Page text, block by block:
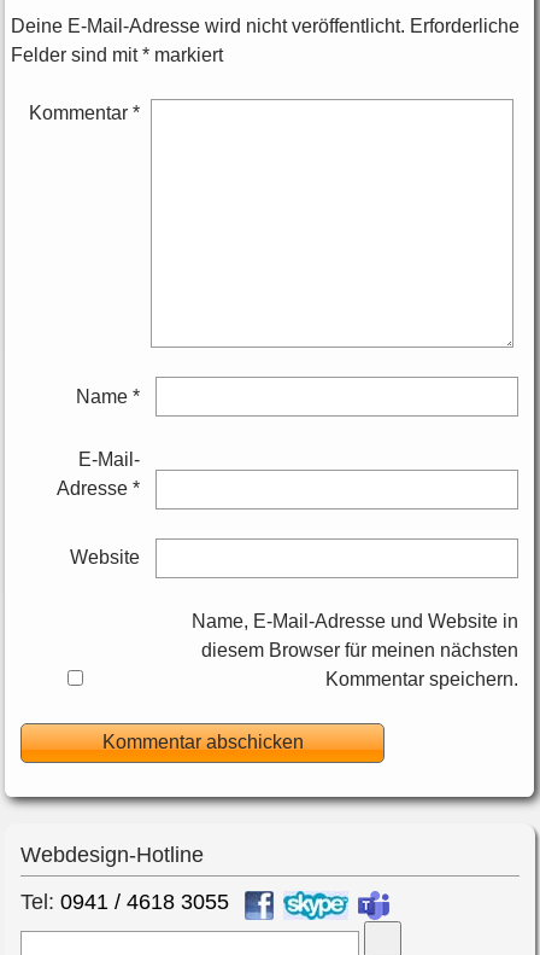
Deine E-Mail-Adresse wird nicht veröffentlicht. Erforderliche
Felder sind mit*markiert
Kommentar*
Name*
E-Mail-
Adresse*
Website
Name, E-Mail-Adresse und Website in
diesem Browser für meinen nächsten
Kommentar speichern.
Webdesign-Hotline
Tel:0941 / 4618 3055